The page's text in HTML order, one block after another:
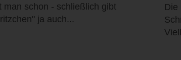
man schon - schließlich gibt
ja auch...
Die